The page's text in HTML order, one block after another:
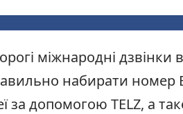
міжнародні
набирати номер
допомогою TELZ, а